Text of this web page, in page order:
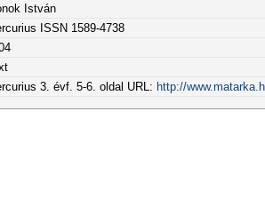
István
ISSN 1589-4738
3. évf. 5-6. oldal URL: http://